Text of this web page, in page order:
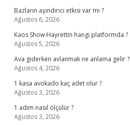
Bazların aşındırıcı etkisi var mı ?
Ağustos 6, 2026
Kaos Show Hayrettin hangi platformda ?
Ağustos 5, 2026
Ava giderken avlanmak ne anlama gelir ?
Ağustos 4, 2026
1 kasa avokado kaç adet olur ?
Ağustos 3, 2026
1 adım nasıl ölçülür ?
Ağustos 3, 2026